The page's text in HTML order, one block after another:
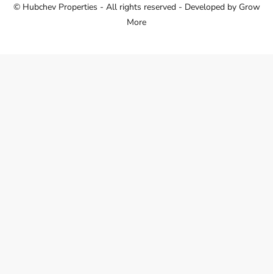
© Hubchev Properties - All rights reserved - Developed by Grow
More